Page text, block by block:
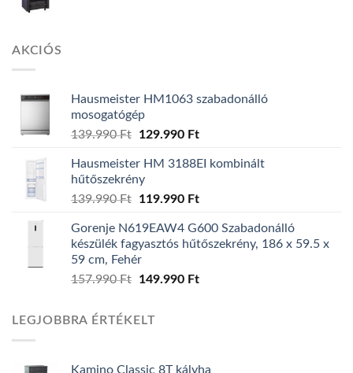
AKCIÓS
Hausmeister HM1063 szabadonálló
mosogatógép
139.990Ft
Original
was:
139.990 Ft.
129.990 FtCurrent
is:
Hausmeister HM 3188EI kombinált
hűtőszekrény
139.990Ft
Original
was:
139.990 Ft.
119.990 FtCurrent
is:
119.990 Ft.
Gorenje N619EAW4 G600 Szabadonálló
készülék fagyasztós hűtőszekrény, 186 x 59.5 x
59 cm, Fehér
157.990Ft
Original
was:
149.990 FtCurrent
LEGJOBBRA ÉRTÉKELT
Kamino Classic 8T kályha